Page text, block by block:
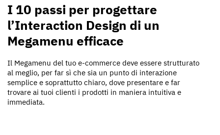
I 10 passi per progettare
l’Interaction Design di un
Megamenu efficace
Il Megamenu del tuo e-commerce deve essere strutturato
al meglio, per far sì che sia un punto di interazione
semplice e soprattutto chiaro, dove presentare e far
trovare ai tuoi clienti i prodotti in maniera intuitiva e
immediata.